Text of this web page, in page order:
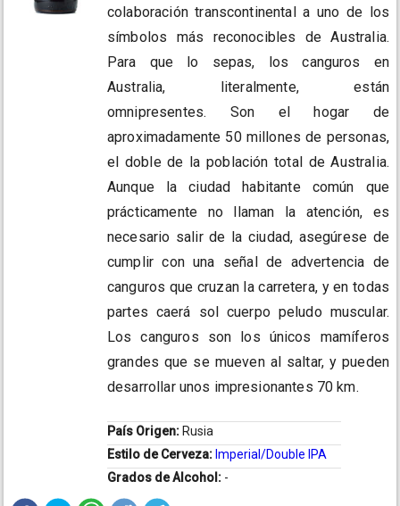
colaboración transcontinental a uno de los
símbolos más reconocibles de Australia.
Para que lo sepas, los canguros en
Australia, literalmente, están
omnipresentes. Son el hogar de
aproximadamente 50 millones de personas,
el doble de la población total de Australia.
Aunque la ciudad habitante común que
prácticamente no llaman la atención, es
necesario salir de la ciudad, asegúrese de
cumplir con una señal de advertencia de
canguros que cruzan la carretera, y en todas
partes caerá sol cuerpo peludo muscular.
Los canguros son los únicos mamíferos
grandes que se mueven al saltar, y pueden
desarrollar unos impresionantes 70 km.
País Origen: Rusia
Estilo de Cerveza: Imperial/Double IPA
Grados de Alcohol: -